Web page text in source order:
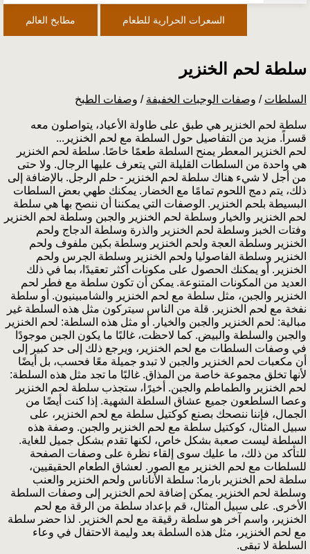
مطابخ العالم السعرات الحرارية للطعام
سلطة لحم الخنزير
وصفات الطبخ / وصفات الوجبات الخفيفة / السلطات
سلطة لحم الخنزير هي طبق على طاولة الأعياد، يتواصلون معه
قسراً. مزيد من التفاصيل حول السلطة مع لحم الخنزير...
لحم الخنزير المعطر يمنح السلطة طعمًا خاصًا. سلطة لحم الخنزير
هي واحدة من السلطات القليلة التي يتعرف عليها الرجال. ولا حتى
من أجل لا شيء هناك سلطة لحم الخنزير - حلم الرجل. بالإضافة إلى
ذلك، يتم دمج اللحوم تمامًا مع الخضار. يمكنك طهي بعض السلطات
البسيطة بلحم الخنزير. الوصفات التي يمكننا أن ننصح بها هي سلطة
لحم الخنزير والخيار وسلطة لحم الخنزير والجبن وسلطة لحم الخنزير
وفتات الخبز وسلطة لحم الخنزير والذرة وسلطة الدجاج ولحم
الخنزير وسلطة العجة ولحم الخنزير وسلطة بكين ملفوف ولحم
الخنزير وسلطة الفاصوليا ولحم الخنزير وسلطة الجرس ولحم
الخنزير. أو يمكنك الحصول على مكونات أكثر تعقيدًا، بما في ذلك
العديد من المكونات المتنوعة. يمكن أن تكون سلطة مع فطر لحم
الخنزير والجبن، مثل سلطة مع لحم الخنزير والشامبينيون. أو سلطة
نفخة مع لحم الخنزير. قلة من الناس سيتركون مثل هذه السلطة غير
مبالية: لحم الخنزير والجبن والخيار. أو مثل هذه السلطة: لحم الخنزير
والجبن والسلطة والبيض. كما لاحظت، غالبًا ما يكون الجبن موجودًا
في وصفات السلطات مع لحم الخنزير، ويرجع ذلك إلى حد كبير إلى
أن مكعبات لحم الخنزير والجبن لا تبدو جميلة معًا فحسب، بل أيضًا
لأنها تخلق مجموعة خاصة من المذاق. غالبًا ما تجد مثل هذه السلطة:
لحم الخنزير والطماطم والجبن. أخيرًا، ستجذب سلطة لحم الخنزير
وعصا السلطعون جميع عشاق السلطة الشهية. إذا كنت أيضًا من
الجمال، فإننا ننصحك بصنع كوكتيل سلطة مع لحم الخنزير، على
سبيل المثال، كوكتيل سلطة مع لحم الخنزير والجبن. وصفة هذه
السلطة ليست صعبة بشكل خاص، لكنها تقدم بشكل جميل للغاية.
للتأكد من ذلك، ما عليك سوى إلقاء نظرة على وصفات الصفحة
للسلطات مع لحم الخنزير مع الصور. لعشاق الطعام الحقيقيين،
سلطة لحم الخنزير بارما: سلطة الأناناس ولحم الخنزير والعنب
وسلطة لحم الخنزير. يمكن إضافة لحم الخنزير إلى وصفات السلطة
الأخرى. على سبيل المثال، قم بإعداد سلطة من الرقة مع لحم
الخنزير، واسم آخر هو سلطة رقيقة مع لحم الخنزير. لذا حضر سلطة
مع لحم الخنزير، مثل هذه السلطة بعد وليمة الاحتفال في وعاء
السلطة لا تبقى.